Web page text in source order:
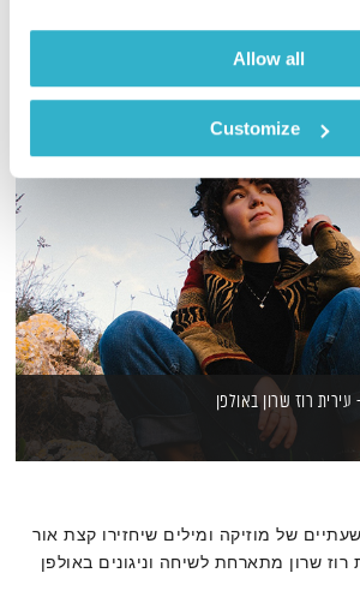
Allow all
Customize
של מוזיקה ומילים שיחזירו קצת אור
רוז שרון מתארחת לשיחה וניגונים באולפן